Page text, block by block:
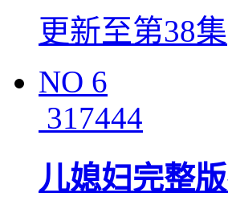
更新至第38集
NO 6
317444
儿媳妇完整